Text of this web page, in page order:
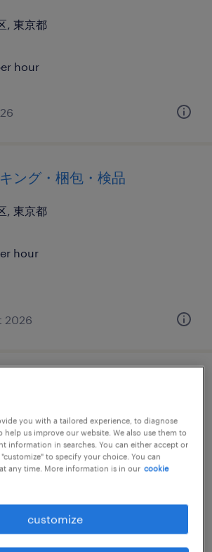
, 東京都
hour
ング・梱包・検品
, 東京都
hour
2026
, 東京都
hour
you with a tailored experience, to diagnose
help us improve our website. We also use them to
information in searches. You can either accept or
to specify your choice. You can
any time. More information is in our cookie
customize